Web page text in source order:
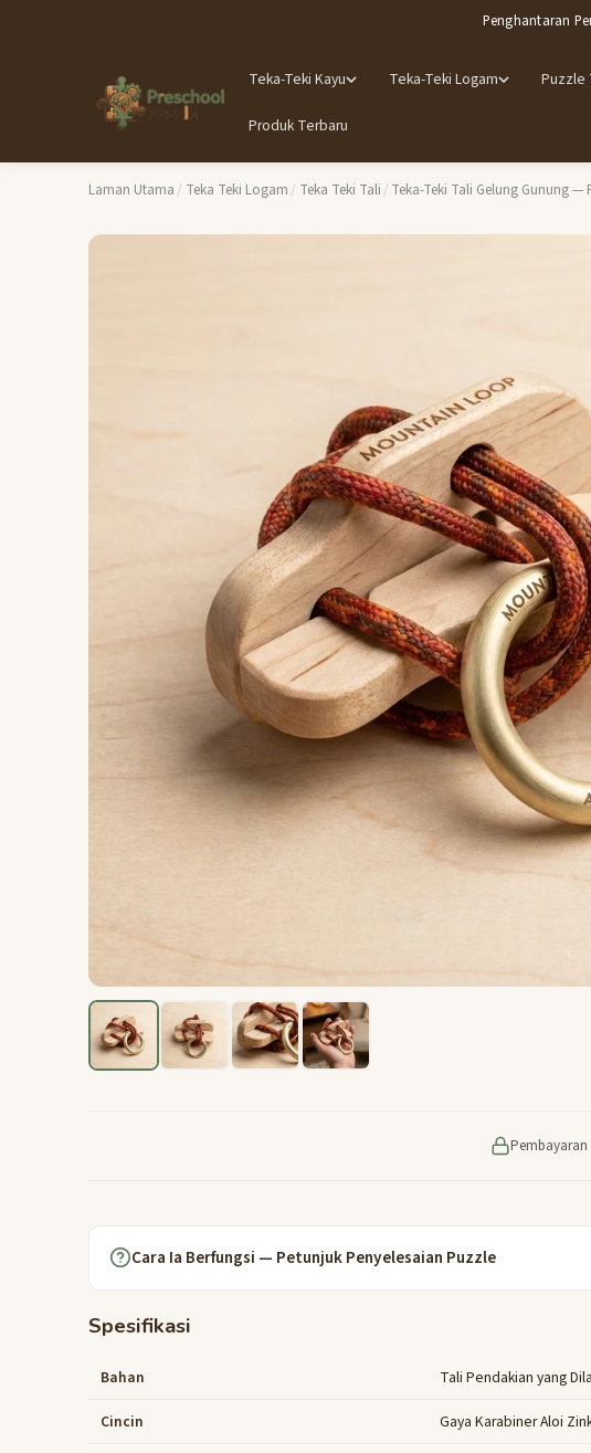
Penghantaran
Teka-Teki Kayu Teka-Teki Logam Puzzle
Produk Terbaru
Laman Utama / Teka Teki Logam / Teka Teki Tali / Teka-Teki Tali Gelung Gunung —
Pembayaran
Cara Ia Berfungsi — Petunjuk Penyelesaian Puzzle
Spesifikasi
Bahan Tali Pendakian yang
Cincin Gaya Karabiner Aloi